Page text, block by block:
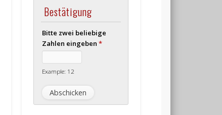
Bestätigung
Bitte zwei beliebige
Zahlen eingeben *
Example: 12